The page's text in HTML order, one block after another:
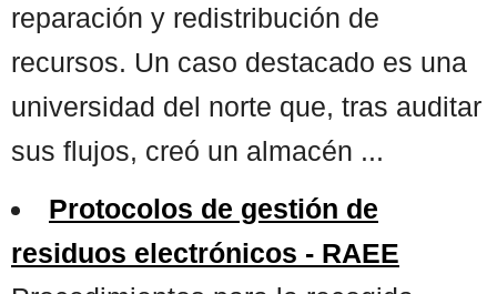
reparación y redistribución de
recursos. Un caso destacado es una
universidad del norte que, tras auditar
sus flujos, creó un almacén ...
Protocolos de gestión de
residuos electrónicos - RAEE